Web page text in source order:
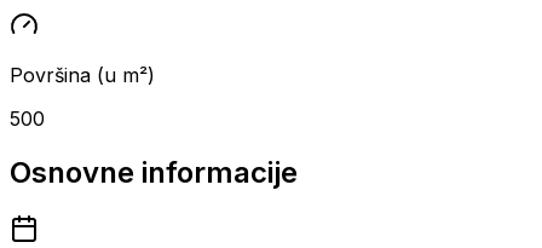
Površina (u m²)
500
Osnovne informacije